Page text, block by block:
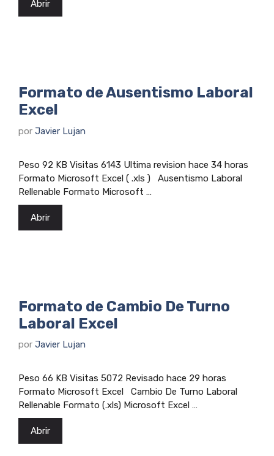
Abrir
Formato de Ausentismo Laboral
Excel
por Javier Lujan
Peso 92 KB Visitas 6143 Ultima revision hace 34 horas
Formato Microsoft Excel ( .xls ) Ausentismo Laboral
Rellenable Formato Microsoft …
Abrir
Formato de Cambio De Turno
Laboral Excel
por Javier Lujan
Peso 66 KB Visitas 5072 Revisado hace 29 horas
Formato Microsoft Excel Cambio De Turno Laboral
Rellenable Formato (.xls) Microsoft Excel …
Abrir